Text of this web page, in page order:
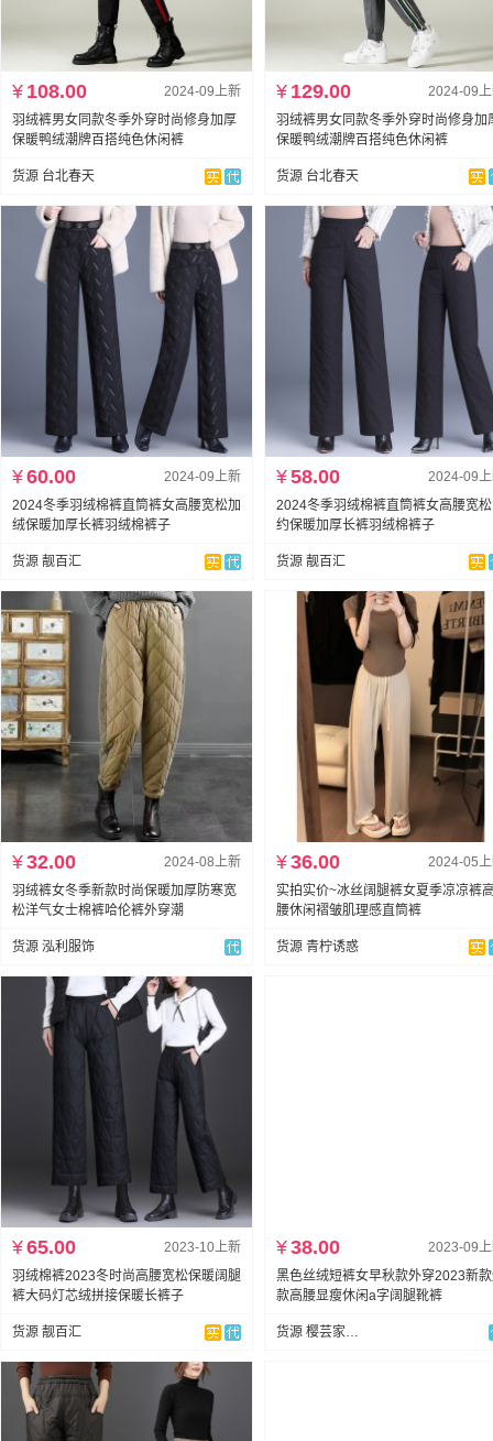
2024-09上新
¥ 108.00
羽绒裤男女同款冬季外穿时尚修身加厚
保暖鸭绒潮牌百搭纯色休闲裤
货源 台北春天
2024-09
¥ 129.00
羽绒裤男女同款冬季外穿时尚修身加
保暖鸭绒潮牌百搭纯色休闲裤
货源 台北春天
2024-09上新
¥60.00
2024冬季羽绒棉裤直筒裤女高腰宽松加
绒保暖加厚长裤羽绒棉裤子
货源 靓百汇
2024-09
¥58.00
2024冬季羽绒棉裤直筒裤女高腰宽
约保暖加厚长裤羽绒棉裤子
货源 靓百汇
2024-08上新
¥32.00
羽绒裤女冬季新款时尚保暖加厚防寒宽
松洋气女士棉裤哈伦裤外穿潮
货源 泓利服饰
2024-05
¥36.00
实拍实价~冰丝阔腿裤女夏季凉凉裤
腰休闲褶皱肌理感直筒裤
货源 青柠诱惑
2023-10上新
¥65.00
羽绒棉裤2023冬时尚高腰宽松保暖阔腿
裤大码灯芯绒拼接保暖长裤子
货源 靓百汇
2023-09
¥38.00
黑色丝绒短裤女早秋款外穿2023新
款高腰显瘦休闲a字阔腿靴裤
货源 樱芸家服饰全店现货